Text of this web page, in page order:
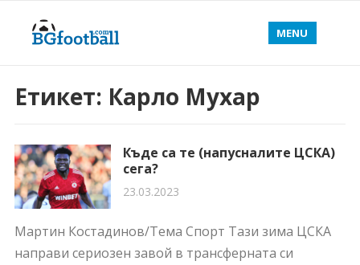
MENU
Етикет: Карло Мухар
Къде са те (напусналите ЦСКА)
сега?
23.03.2023
Мартин Костадинов/Тема Спорт Тази зима ЦСКА
направи сериозен завой в трансферната си